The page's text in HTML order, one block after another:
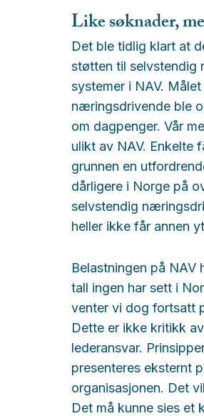
Like søknader,
Det ble tidlig klart at
støtten til selvstendig
systemer i NAV.
næringsdrivende ble
om dagpenger. Vår
ulikt av NAV. Enkelte
grunnen en
dårligere i Norge på
selvstendig
heller ikke får annen
Belastningen på
tall ingen har sett i
venter vi dog fortsatt
Dette er ikke kritikk
lederansvar.
presenteres eksternt
organisasjonen. Det
Det må kunne sies et